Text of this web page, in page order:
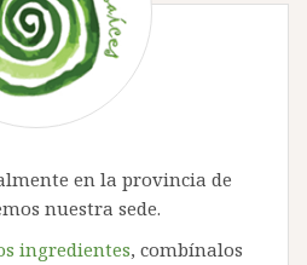
en la provincia de
nuestra sede.
ingredientes, combínalos